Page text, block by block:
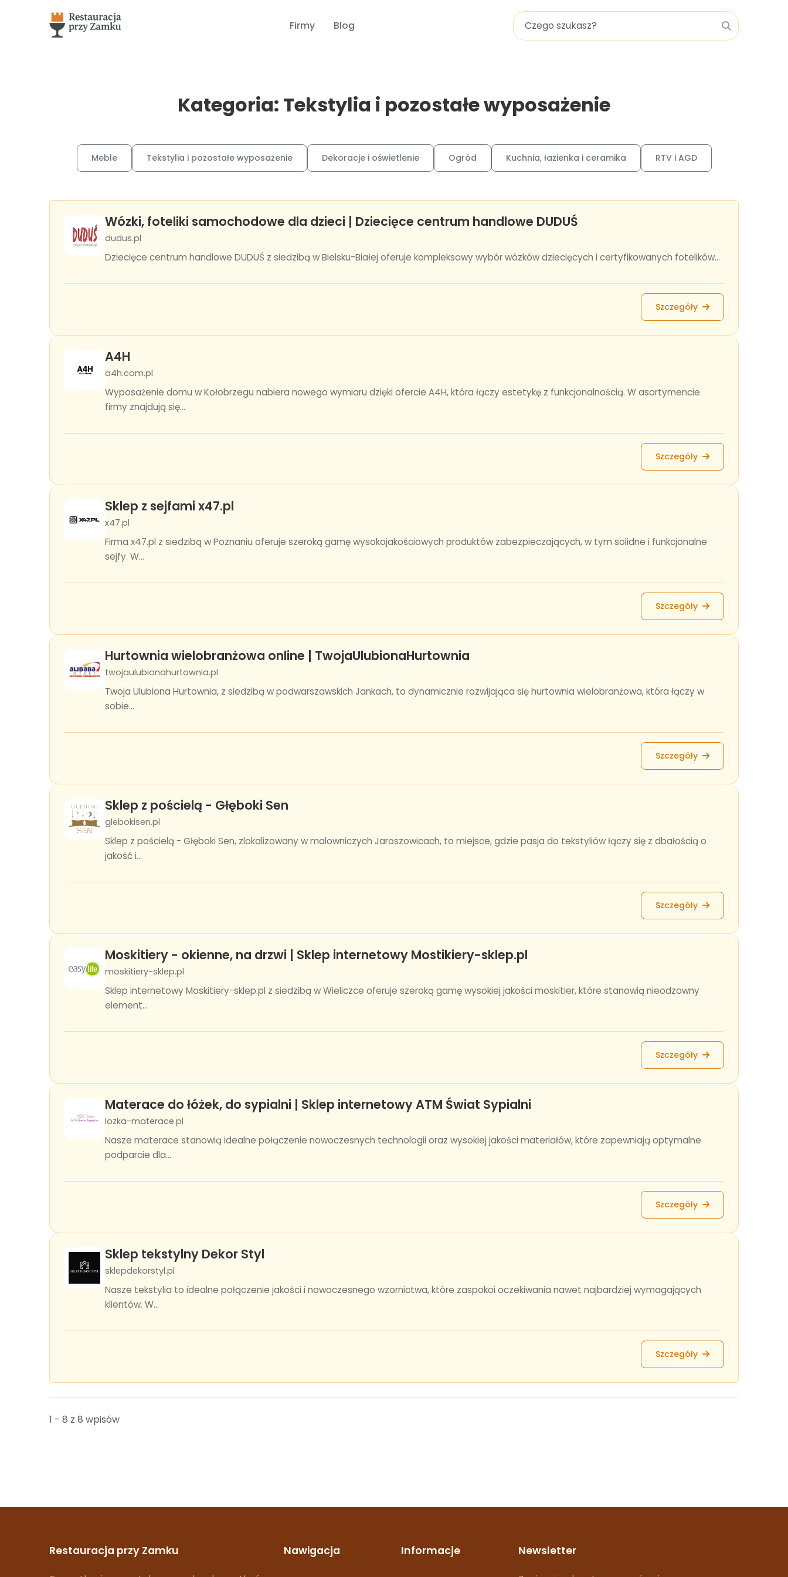
Firmy Blog
Kategoria: Tekstylia i pozostałe wyposażenie
Meble Tekstylia i pozostałe wyposażenie Dekoracje i oświetlenie Ogród Kuchnia, łazienka i ceramika RTV i AGD
Wózki, foteliki samochodowe dla dzieci | Dziecięce centrum handlowe DUDUŚ
dudus.pl
Dziecięce centrum handlowe DUDUŚ z siedzibą w Bielsku-Białej oferuje kompleksowy wybór wózków dziecięcych i certyfikowanych fotelików...
Szczegóły
A4H
a4h.com.pl
Wyposażenie domu w Kołobrzegu nabiera nowego wymiaru dzięki ofercie A4H, która łączy estetykę z funkcjonalnością. W asortymencie
firmy znajdują się...
Szczegóły
Sklep z sejfami x47.pl
x47.pl
Firma x47.pl z siedzibą w Poznaniu oferuje szeroką gamę wysokojakościowych produktów zabezpieczających, w tym solidne i funkcjonalne
sejfy. W...
Szczegóły
Hurtownia wielobranżowa online | TwojaUlubionaHurtownia
twojaulubionahurtownia.pl
Twoja Ulubiona Hurtownia, z siedzibą w podwarszawskich Jankach, to dynamicznie rozwijająca się hurtownia wielobranżowa, która łączy w
sobie...
Szczegóły
Sklep z pościelą - Głęboki Sen
glebokisen.pl
Sklep z pościelą - Głęboki Sen, zlokalizowany w malowniczych Jaroszowicach, to miejsce, gdzie pasja do tekstyliów łączy się z dbałością o
jakość i...
Szczegóły
Moskitiery - okienne, na drzwi | Sklep internetowy Mostikiery-sklep.pl
moskitiery-sklep.pl
Sklep internetowy Moskitiery-sklep.pl z siedzibą w Wieliczce oferuje szeroką gamę wysokiej jakości moskitier, które stanowią nieodzowny
element...
Szczegóły
Materace do łóżek, do sypialni | Sklep internetowy ATM Świat Sypialni
lozka-materace.pl
Nasze materace stanowią idealne połączenie nowoczesnych technologii oraz wysokiej jakości materiałów, które zapewniają optymalne
podparcie dla...
Szczegóły
Sklep tekstylny Dekor Styl
sklepdekorstyl.pl
Nasze tekstylia to idealne połączenie jakości i nowoczesnego wzornictwa, które zaspokoi oczekiwania nawet najbardziej wymagających
klientów. W...
Szczegóły
1 - 8 z 8 wpisów
Restauracja przy Zamku Nawigacja Informacje Newsletter